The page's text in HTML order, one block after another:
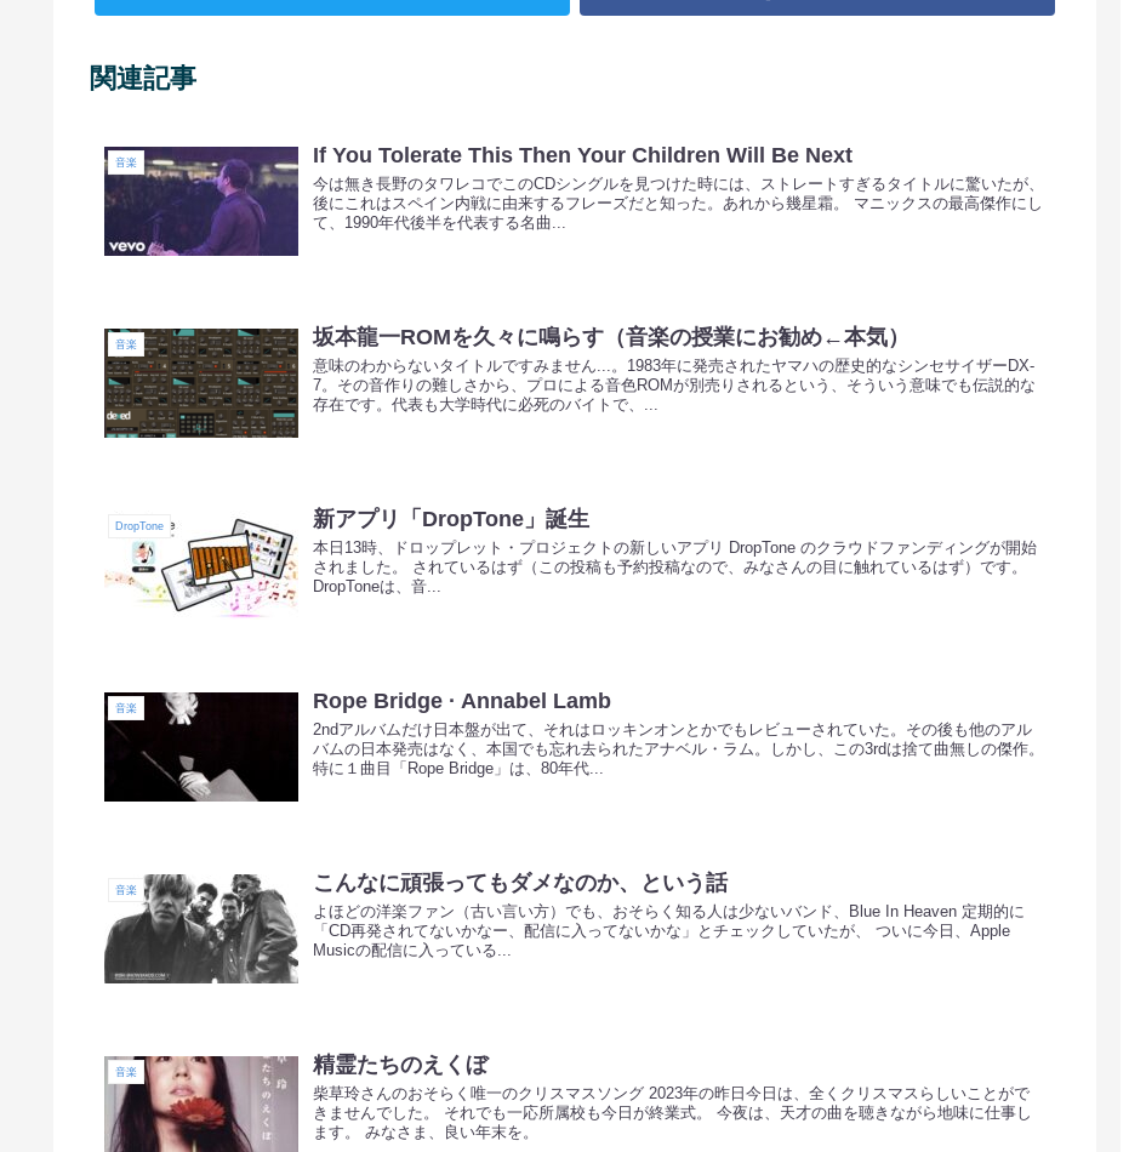
関連記事
音楽 If You Tolerate This Then Your Children Will Be Next
今は無き長野のタワレコでこのCDシングルを見つけた時には、ストレートすぎるタイトルに驚いたが、
後にこれはスペイン内戦に由来するフレーズだと知った。あれから幾星霜。 マニックスの最高傑作にし
て、1990年代後半を代表する名曲...
音楽 坂本龍一ROMを久々に鳴らす（音楽の授業にお勧め←本気）
意味のわからないタイトルですみません...。1983年に発売されたヤマハの歴史的なシンセサイザーDX-
7。その音作りの難しさから、プロによる音色ROMが別売りされるという、そういう意味でも伝説的な
存在です。代表も大学時代に必死のバイトで、...
DropTone 新アプリ「DropTone」誕生
本日13時、ドロップレット・プロジェクトの新しいアプリ DropTone のクラウドファンディングが開始
されました。 されているはず（この投稿も予約投稿なので、みなさんの目に触れているはず）です。
DropToneは、音...
音楽 Rope Bridge · Annabel Lamb
2ndアルバムだけ日本盤が出て、それはロッキンオンとかでもレビューされていた。その後も他のアル
バムの日本発売はなく、本国でも忘れ去られたアナベル・ラム。しかし、この3rdは捨て曲無しの傑作。
特に１曲目「Rope Bridge」は、80年代...
音楽 こんなに頑張ってもダメなのか、という話
よほどの洋楽ファン（古い言い方）でも、おそらく知る人は少ないバンド、Blue In Heaven 定期的に
「CD再発されてないかなー、配信に入ってないかな」とチェックしていたが、 ついに今日、Apple
Musicの配信に入っている...
音楽 精霊たちのえくぼ
柴草玲さんのおそらく唯一のクリスマスソング 2023年の昨日今日は、全くクリスマスらしいことがで
きませんでした。 それでも一応所属校も今日が終業式。 今夜は、天才の曲を聴きながら地味に仕事し
ます。 みなさま、良い年末を。